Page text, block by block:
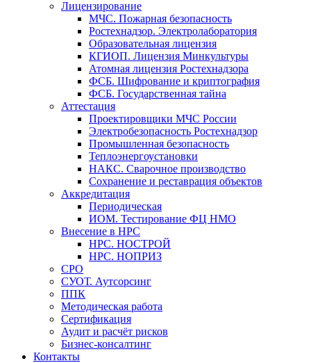
Лицензирование
МЧС. Пожарная безопасность
Ростехнадзор. Электролаборатория
Образовательная лицензия
КГИОП. Лицензия Минкультуры
Атомная лицензия Ростехнадзора
ФСБ. Шифрование и криптография
ФСБ. Государственная тайна
Аттестация
Проектировщики МЧС России
Электробезопасность Ростехнадзор
Промышленная безопасность
Теплоэнергоустановки
НАКС. Сварочное производство
Сохранение и реставрация объектов
Аккредитация
Периодическая
ИОМ. Тестирование ФЦ НМО
Внесение в НРС
НРС. НОСТРОЙ
НРС. НОПРИЗ
СРО
СУОТ. Аутсорсинг
ППК
Методическая работа
Сертификация
Аудит и расчёт рисков
Бизнес-консалтинг
Контакты